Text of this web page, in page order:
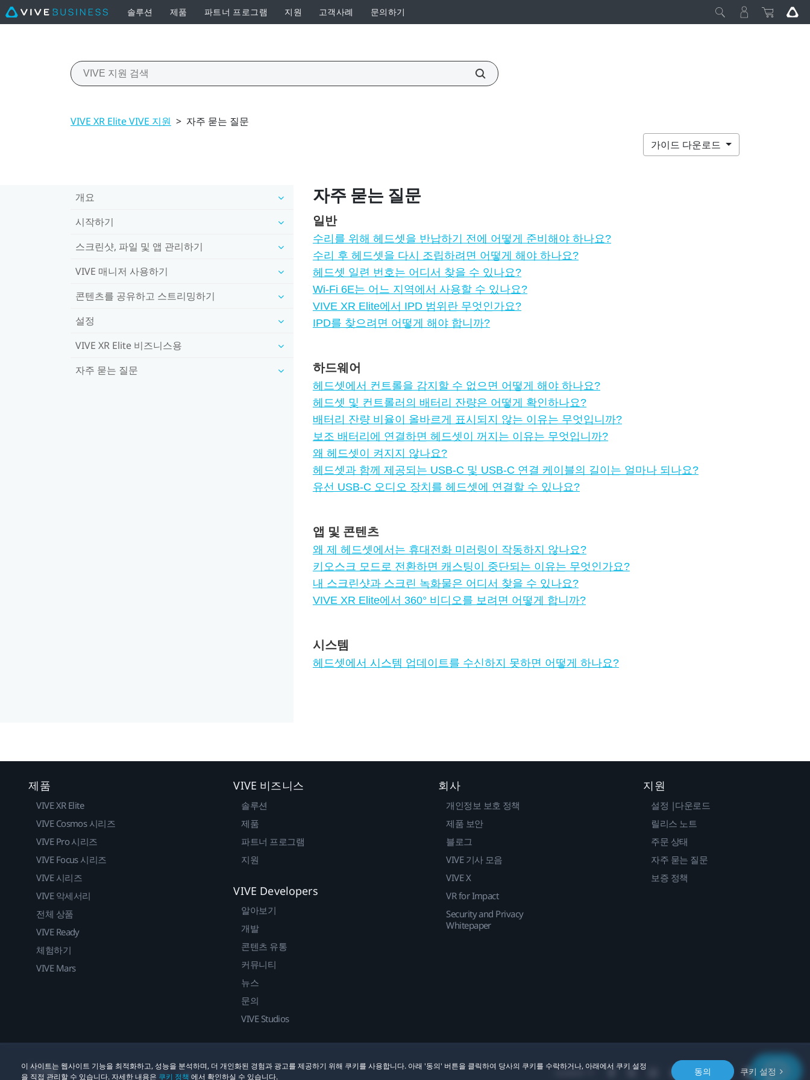
솔루션 제품 파트너 프로그램 지원 고객사례 문의하기
VIVE XR Elite VIVE 지원 > 자주 묻는 질문
가이드 다운로드
개요
시작하기
스크린샷, 파일 및 앱 관리하기
VIVE 매니저 사용하기
콘텐츠를 공유하고 스트리밍하기
설정
VIVE XR Elite 비즈니스용
자주 묻는 질문
자주 묻는 질문
일반
수리를 위해 헤드셋을 반납하기 전에 어떻게 준비해야 하나요?
수리 후 헤드셋을 다시 조립하려면 어떻게 해야 하나요?
헤드셋 일련 번호는 어디서 찾을 수 있나요?
Wi‍-Fi 6E는 어느 지역에서 사용할 수 있나요?
VIVE XR Elite에서 IPD 범위란 무엇인가요?
IPD를 찾으려면 어떻게 해야 합니까?
하드웨어
헤드셋에서 컨트롤을 감지할 수 없으면 어떻게 해야 하나요?
헤드셋 및 컨트롤러의 배터리 잔량은 어떻게 확인하나요?
배터리 잔량 비율이 올바르게 표시되지 않는 이유는 무엇입니까?
보조 배터리에 연결하면 헤드셋이 꺼지는 이유는 무엇입니까?
왜 헤드셋이 켜지지 않나요?
헤드셋과 함께 제공되는 USB-C 및 USB-C 연결 케이블의 길이는 얼마나 되나요?
유선 USB-C 오디오 장치를 헤드셋에 연결할 수 있나요?
앱 및 콘텐츠
왜 제 헤드셋에서는 휴대전화 미러링이 작동하지 않나요?
키오스크 모드로 전환하면 캐스팅이 중단되는 이유는 무엇인가요?
내 스크린샷과 스크린 녹화물은 어디서 찾을 수 있나요?
VIVE XR Elite에서 360° 비디오를 보려면 어떻게 합니까?
시스템
헤드셋에서 시스템 업데이트를 수신하지 못하면 어떻게 하나요?
이 사이트는 웹사이트 기능을 최적화하고, 성능을 분석하며, 더 개인화된 경험과 광고를 제공하기 위해 쿠키를 사용합니다. 아래 '동의' 버튼을 클릭하여 당사의 쿠키를 수락하거나, 아래에서 쿠키 설정
을 직접 관리할 수 있습니다. 자세한 내용은 쿠키 정책 에서 확인하실 수 있습니다. 동의 쿠키 설정
제품
VIVE XR Elite
VIVE Cosmos 시리즈
VIVE Pro 시리즈
VIVE Focus 시리즈
VIVE 시리즈
VIVE 악세서리
전체 상품
VIVE Ready
체험하기
VIVE Mars
VIVE 비즈니스
솔루션
제품
파트너 프로그램
지원
VIVE Developers
알아보기
개발
콘텐츠 유통
커뮤니티
뉴스
문의
VIVE Studios
회사
개인정보 보호 정책
제품 보안
블로그
VIVE 기사 모음
VIVE X
VR for Impact
Security and Privacy
Whitepaper
지원
설정 |다운로드
릴리스 노트
주문 상태
자주 묻는 질문
보증 정책
Location
© 2011-2026 HTC Corporation 법률 쿠키